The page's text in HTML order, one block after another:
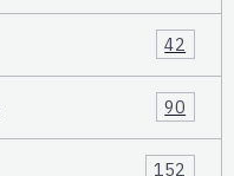
42
90
152